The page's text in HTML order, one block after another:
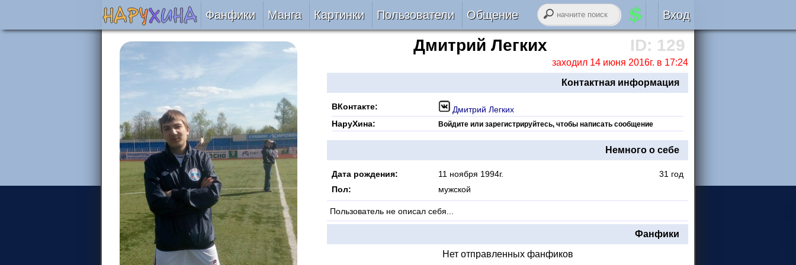
Фанфики
Читать
Подобрать
Рецензии
На проверке
Отправить
Манга Картинки Пользователи
Авторы
Все
VIP
Онлайн
За 24 часа
Общение
Блог
Лента RSS
Вход
Авторизация
войти черезВКонтакте
забыли логин или пароль?
ID: 129
Дмитрий Легких
заходил 14 июня 2016г. в 17:24
Контактная информация
ВКонтакте:
Дмитрий Легких
НаруХина:
Войдите или зарегистрируйтесь, чтобы написать сообщение
Немного о себе
Дата рождения: 11 ноября 1994г.
31 год
Пол:
мужской
Пользователь не описал себя...
Фанфики
Нет отправленных фанфиков